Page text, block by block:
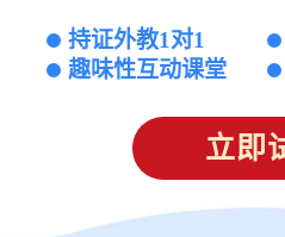
持证外教1对1
趣味性互动课堂
立即